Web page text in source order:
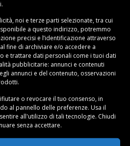
noi e terze parti selezionate, tra cui
a questo indirizzo, potremmo
precisi e l’identificazione attraverso
fine di archiviare e/o accedere a
e trattare dati personali come i tuoi dati
pubblicitarie: annunci e contenuti
annunci e del contenuto, osservazioni
o revocare il tuo consenso, in
al pannello delle preferenze. Usa il
all'utilizzo di tali tecnologie. Chiudi
senza accettare.
ed un subwoofer (altoparlante
Supporta il Dolby
Theater System).
rappresentare una buona
piccoli ed è composto da
sono disponibili
e9.1ma, in linea generale, è